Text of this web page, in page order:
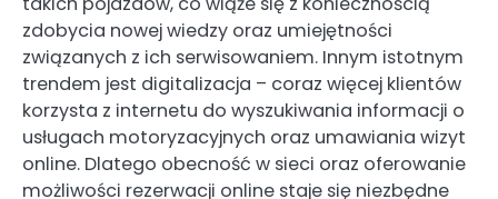
zdobycia nowej wiedzy oraz umiejętności
związanych z ich serwisowaniem. Innym istotnym
trendem jest digitalizacja – coraz więcej klientów
korzysta z internetu do wyszukiwania informacji o
usługach motoryzacyjnych oraz umawiania wizyt
online. Dlatego obecność w sieci oraz oferowanie
możliwości rezerwacji online staje się niezbędne